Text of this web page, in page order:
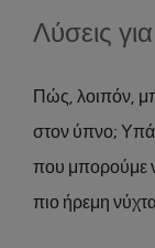
Λύσεις
Πώς, λοιπόν,
στον ύπνο;
που μπορούμε
πιο ήρεμη